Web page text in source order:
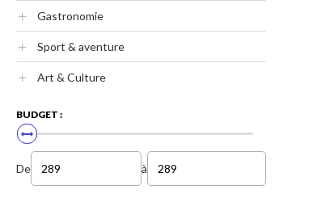
Gastronomie
Sport & aventure
Art & Culture
BUDGET :
De à